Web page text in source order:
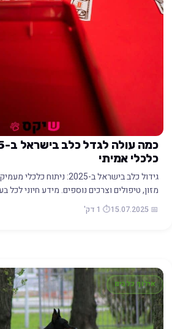
כלכלי אמיתי
גידול כלב בישראל ב-2025:
מזון, טיפולים וצרכים נוספים. מידע חיוני לכל
📅 15.07.2025 ⏱️ 1 דק'
אילוף כלבים